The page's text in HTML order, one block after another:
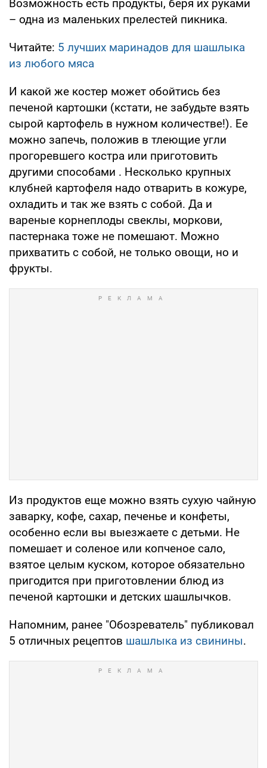
Возможность есть продукты, беря их руками
– одна из маленьких прелестей пикника.
Читайте: 5 лучших маринадов для шашлыка
из любого мяса
И какой же костер может обойтись без
печеной картошки (кстати, не забудьте взять
сырой картофель в нужном количестве!). Ее
можно запечь, положив в тлеющие угли
прогоревшего костра или приготовить
другими способами . Несколько крупных
клубней картофеля надо отварить в кожуре,
охладить и так же взять с собой. Да и
вареные корнеплоды свеклы, моркови,
пастернака тоже не помешают. Можно
прихватить с собой, не только овощи, но и
фрукты.
Из продуктов еще можно взять сухую чайную
заварку, кофе, сахар, печенье и конфеты,
особенно если вы выезжаете с детьми. Не
помешает и соленое или копченое сало,
взятое целым куском, которое обязательно
пригодится при приготовлении блюд из
печеной картошки и детских шашлычков.
Напомним, ранее "Обозреватель" публиковал
5 отличных рецептов шашлыка из свинины.